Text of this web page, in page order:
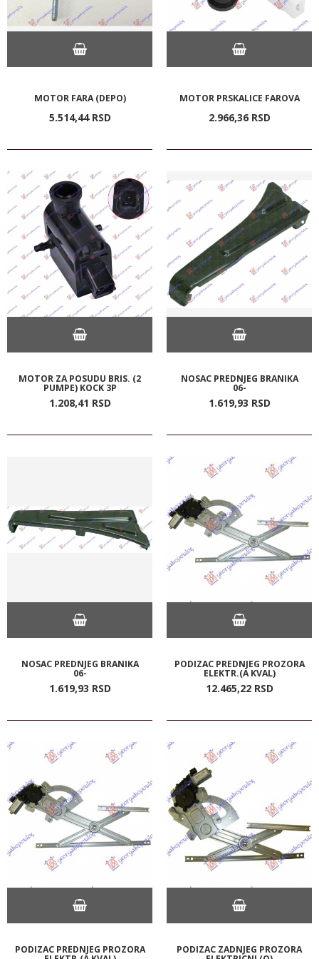
MOTOR FARA (DEPO)
5.514,44 RSD
MOTOR PRSKALICE FAROVA
2.966,36 RSD
MOTOR ZA POSUDU BRIS. (2
PUMPE) KOCK 3P
1.208,41 RSD
NOSAC PREDNJEG BRANIKA
06-
1.619,93 RSD
NOSAC PREDNJEG BRANIKA
06-
1.619,93 RSD
PODIZAC PREDNJEG PROZORA
ELEKTR.(A KVAL)
12.465,22 RSD
PODIZAC PREDNJEG PROZORA PODIZAC ZADNJEG PROZORA